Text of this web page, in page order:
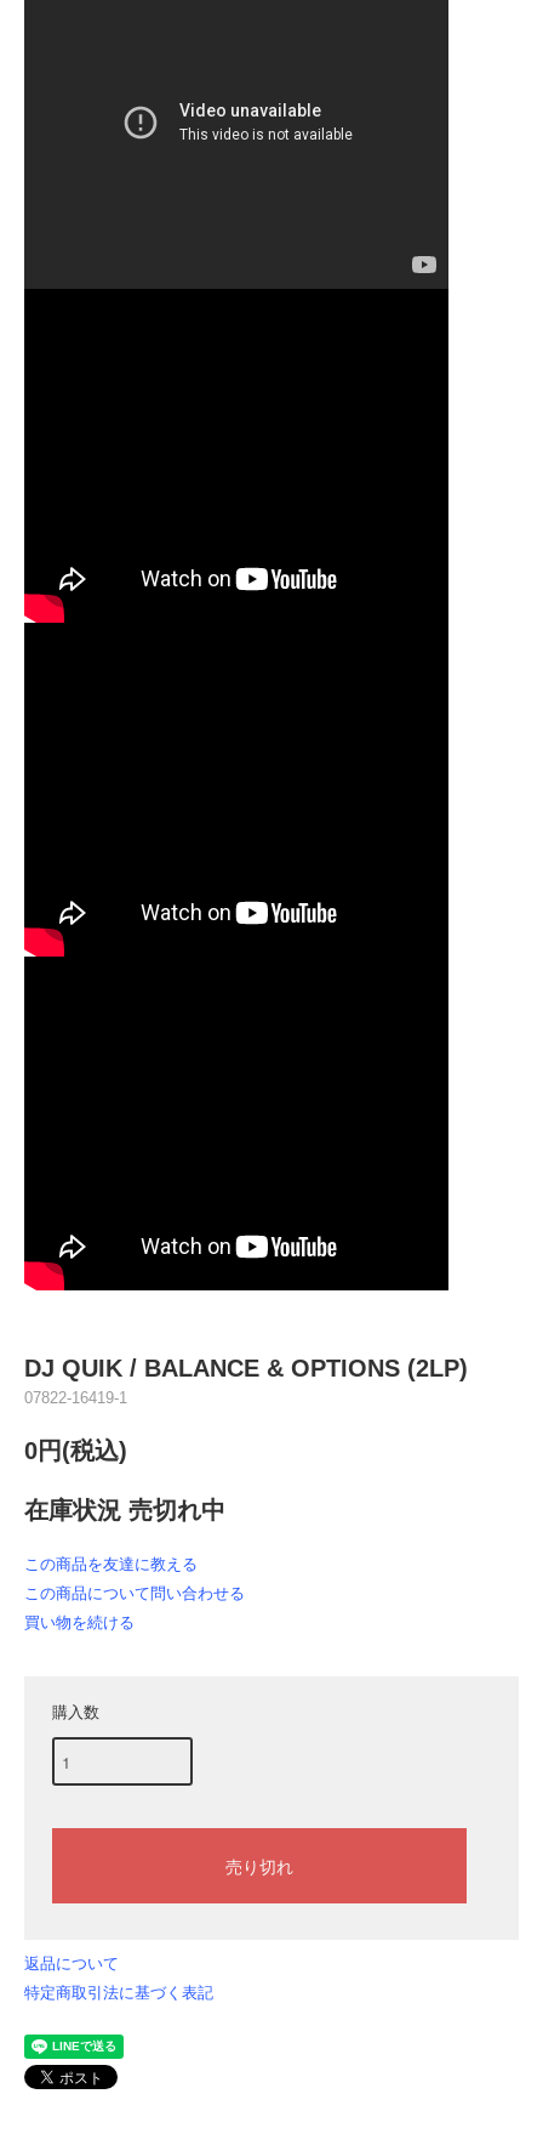
DJ QUIK / BALANCE & OPTIONS (2LP)
07822-16419-1
0円(税込)
在庫状況 売切れ中
この商品を友達に教える
この商品について問い合わせる
買い物を続ける
購入数
返品について
特定商取引法に基づく表記